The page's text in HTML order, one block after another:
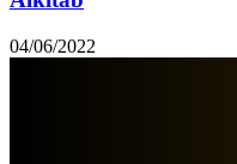
04/06/2022